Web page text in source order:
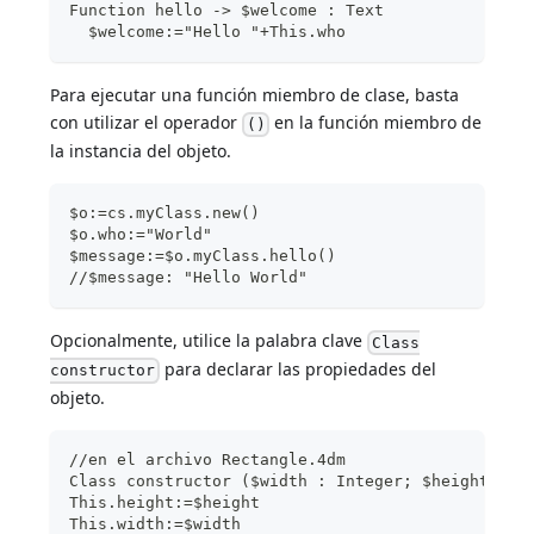
Function hello -> $welcome : Text
  $welcome:="Hello "+This.who
Para ejecutar una función miembro de clase, basta
con utilizar el operador () en la función miembro de
la instancia del objeto.
$o:=cs.myClass.new()
$o.who:="World"
$message:=$o.myClass.hello()
//$message: "Hello World"
Opcionalmente, utilice la palabra clave Class
constructor para declarar las propiedades del
objeto.
//en el archivo Rectangle.4dm
Class constructor ($width : Integer; $height :
This.height:=$height
This.width:=$width